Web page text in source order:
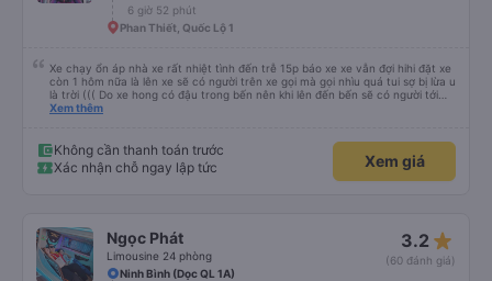
6 giờ 52 phút
Phan Thiết, Quốc Lộ 1
Xe chạy ổn áp nhà xe rất nhiệt tình đến trễ 15p báo xe xe vẫn đợi hihi đặt xe
còn 1 hôm nữa là lên xe sẽ có người trên xe gọi mà gọi nhìu quá tui sợ bị lừa u
là trời ((( Do xe hong có đậu trong bến nên khi lên đến bến sẽ có người tới
rước đưa lên xe đó khúc này tui cx tưởng bị lừa tập 2 hoang mang vl đến xe
Xem thêm
Không cần thanh toán trước
Xác nhận chỗ ngay lập tức
Xem giá
Ngọc Phát
Limousine 24 phòng
3.2 star_rate
(60 đánh giá)
Ninh Bình (Dọc QL 1A)